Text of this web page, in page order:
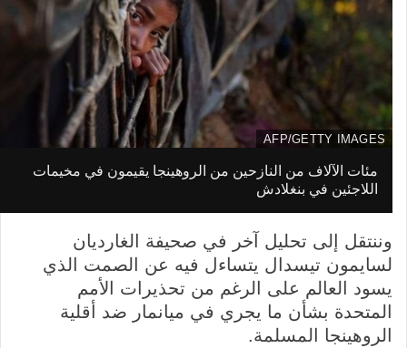
ا
ص
و
AFP/GETTY IMAGES
I
m
g
e
c
a
p
مئات الآلاف من النازحين من الروهينجا يقيمون في مخيمات
اللاجئين في بنغلادش
وننتقل إلى تحليل آخر في صحيفة الغارديان
لسايمون تيسدال يتساءل فيه عن الصمت الذي
يسود العالم على الرغم من تحذيرات الأمم
المتحدة بشأن ما يجري في ميانمار ضد أقلية
الروهينجا المسلمة.